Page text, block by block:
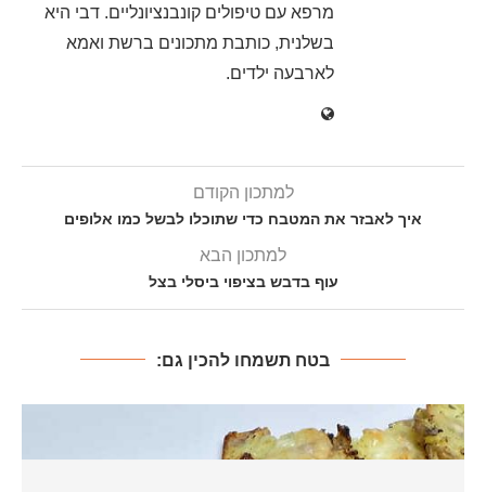
מרפא עם טיפולים קונבנציונליים. דבי היא
בשלנית, כותבת מתכונים ברשת ואמא
לארבעה ילדים.
למתכון הקודם
איך לאבזר את המטבח כדי שתוכלו לבשל כמו אלופים
למתכון הבא
עוף בדבש בציפוי ביסלי בצל
בטח תשמחו להכין גם: